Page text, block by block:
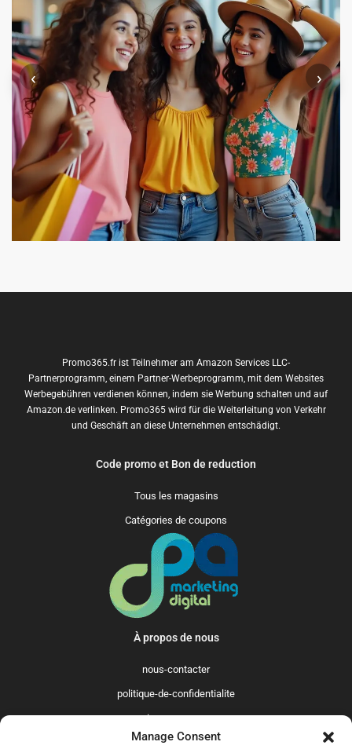
Manage Consent
‹ ›
Promo365.fr ist Teilnehmer am Amazon Services LLC-
Partnerprogramm, einem Partner-Werbeprogramm, mit dem Websites
Werbegebühren verdienen können, indem sie Werbung schalten und auf
Amazon.de verlinken. Promo365 wird für die Weiterleitung von Verkehr
und Geschäft an diese Unternehmen entschädigt.
Code promo et Bon de reduction
Tous les magasins
Catégories de coupons
À propos de nous
nous-contacter
politique-de-confidentialite
qui-sommes-nous